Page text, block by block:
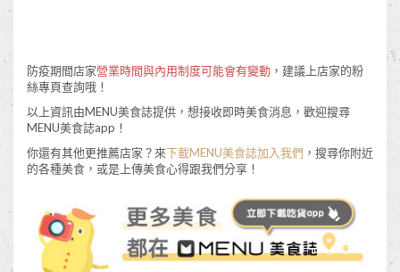
防疫期間店家營業時間與內用制度可能會有變動 ，建議上店家的粉
絲專頁查詢哦！
以上資訊由MENU美食誌提供，想接收即時美食消息，歡迎搜尋
MENU美食誌app！
你還有其他更推薦店家？來下載MENU美食誌加入我們 ，搜尋你附近
的各種美食，或是上傳美食心得跟我們分享！